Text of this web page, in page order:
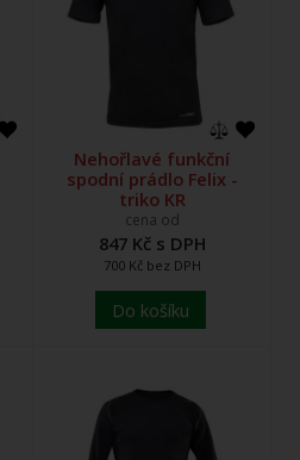
Nehořlavé funkční
spodní prádlo Felix -
triko KR
cena od
847 Kč s DPH
700 Kč bez DPH
Do košíku